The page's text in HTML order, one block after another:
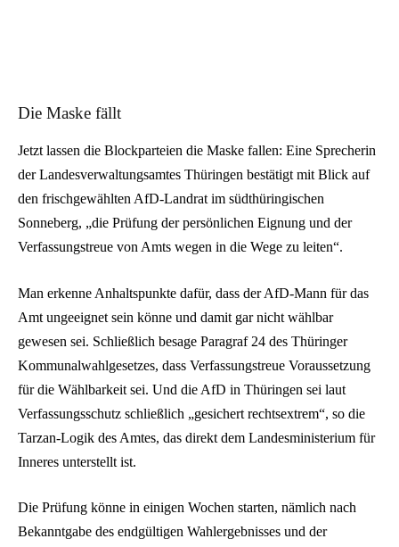
Die Maske fällt
Jetzt lassen die Blockparteien die Maske fallen: Eine Sprecherin
der Landesverwaltungsamtes Thüringen bestätigt mit Blick auf
den frischgewählten AfD-Landrat im südthüringischen
Sonneberg, „die Prüfung der persönlichen Eignung und der
Verfassungstreue von Amts wegen in die Wege zu leiten“.
Man erkenne Anhaltspunkte dafür, dass der AfD-Mann für das
Amt ungeeignet sein könne und damit gar nicht wählbar
gewesen sei. Schließlich besage Paragraf 24 des Thüringer
Kommunalwahlgesetzes, dass Verfassungstreue Voraussetzung
für die Wählbarkeit sei. Und die AfD in Thüringen sei laut
Verfassungsschutz schließlich „gesichert rechtsextrem“, so die
Tarzan-Logik des Amtes, das direkt dem Landesministerium für
Inneres unterstellt ist.
Die Prüfung könne in einigen Wochen starten, nämlich nach
Bekanntgabe des endgültigen Wahlergebnisses und der